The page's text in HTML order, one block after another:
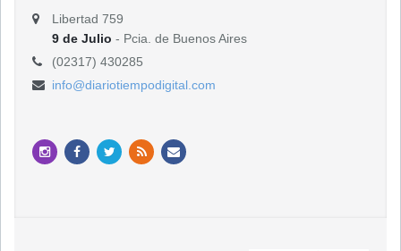
Libertad 759
9 de Julio - Pcia. de Buenos Aires
(02317) 430285
info@diariotiempodigital.com